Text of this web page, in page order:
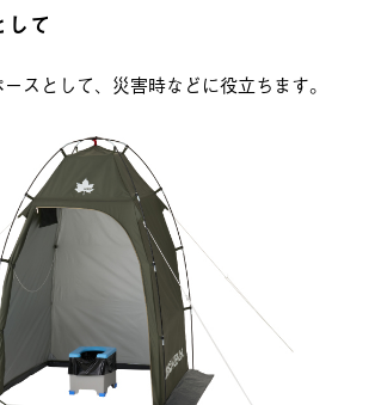
て
スとして、災害時などに役立ちます。